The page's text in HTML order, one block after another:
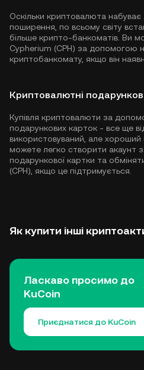
Оскільки криптовалюта набуває
поширення, по всьому світу
більше крипто-банкоматів. Ви
Cypherium (CPH) за допомогою
криптобанкомату, якщо він
Криптовалютні
Купівля криптовалюти за
подарункових карток - все ще
використовуваний, але
можете легко створити акаунт
подарункової картки та
(CPH), якщо це підтримується.
Як купити інші
Ласкаво просимо до
KuCoin
Приєднатися до KuCoin